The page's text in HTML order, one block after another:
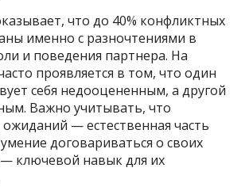
что до 40% конфликтных
именно с разночтениями в
и поведения партнера. На
проявляется в том, что один
себя недооцененным, а другой
Важно учитывать, что
— естественная часть
договариваться о своих
— ключевой навык для их